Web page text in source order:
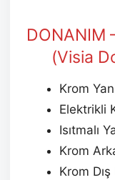
DONANIM
(Visia
Krom
Elektrikli
Isıtmalı
Krom
Krom Dış